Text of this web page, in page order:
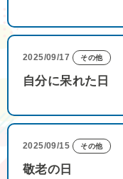
2025/09/17 その他
自分に呆れた日
2025/09/15 その他
敬老の日